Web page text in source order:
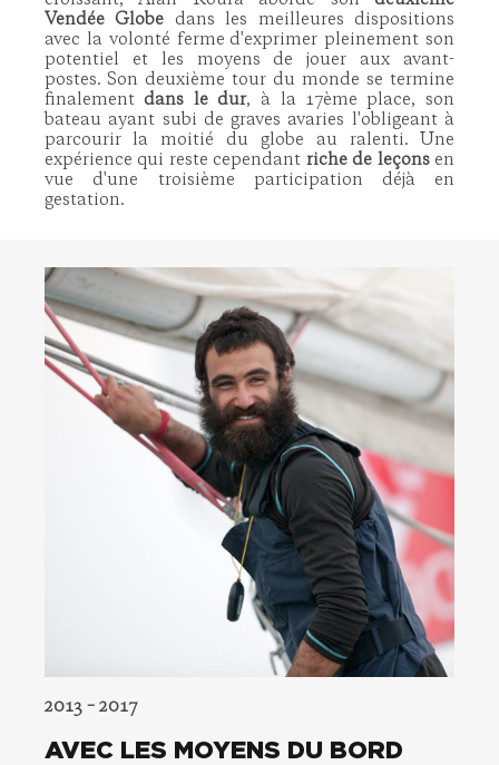
Vendée Globe dans les meilleures dispositions
avec la volonté ferme d'exprimer pleinement son
potentiel et les moyens de jouer aux avant-
postes. Son deuxième tour du monde se termine
finalement dans le dur, à la 17ème place, son
bateau ayant subi de graves avaries l'obligeant à
parcourir la moitié du globe au ralenti. Une
expérience qui reste cependant riche de leçonsen
vue d'une troisième participation déjà en
gestation.
2013 – 2017
AVEC LES MOYENS DU BORD